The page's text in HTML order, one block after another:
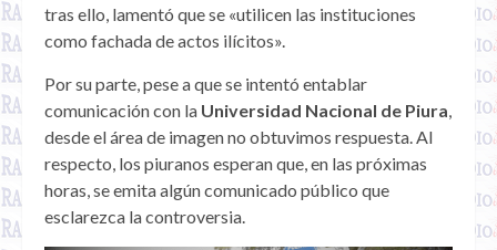
tras ello, lamentó que se «utilicen las instituciones
como fachada de actos ilícitos».
Por su parte, pese a que se intentó entablar
comunicación con la Universidad Nacional de Piura,
desde el área de imagen no obtuvimos respuesta. Al
respecto, los piuranos esperan que, en las próximas
horas, se emita algún comunicado público que
esclarezca la controversia.